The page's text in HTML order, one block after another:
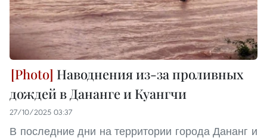
Наводнения из-за проливных
дождей в Дананге и Куангчи
27/10/2025 03:37
В последние дни на территории города Дананг и